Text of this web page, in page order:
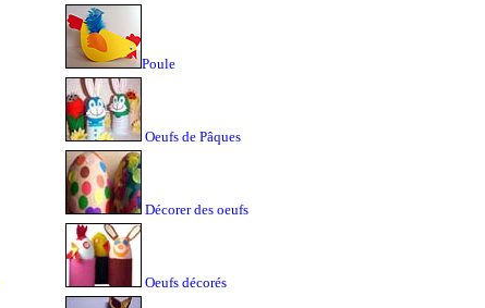
Poule
Oeufs de Pâques
Décorer des oeufs
Oeufs décorés